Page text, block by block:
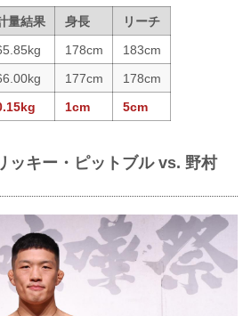
量結果 身長
リーチ
178cm
183cm
177cm
178cm
1cm 5cm
ッキー・ピットブル vs. 野村